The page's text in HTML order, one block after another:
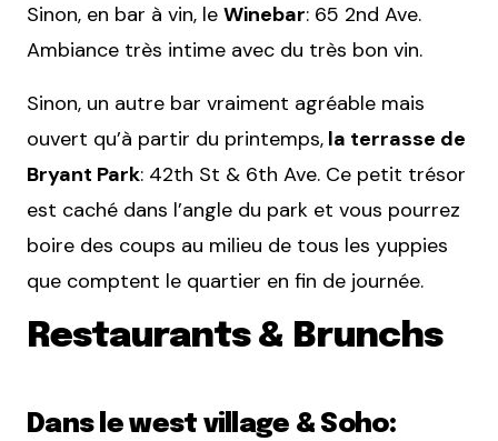
Sinon, en bar à vin, le Winebar: 65 2nd Ave.
Ambiance très intime avec du très bon vin.
Sinon, un autre bar vraiment agréable mais
ouvert qu’à partir du printemps, la terrasse de
Bryant Park: 42th St & 6th Ave. Ce petit trésor
est caché dans l’angle du park et vous pourrez
boire des coups au milieu de tous les yuppies
que comptent le quartier en fin de journée.
Restaurants & Brunchs
Dans le west village & Soho: